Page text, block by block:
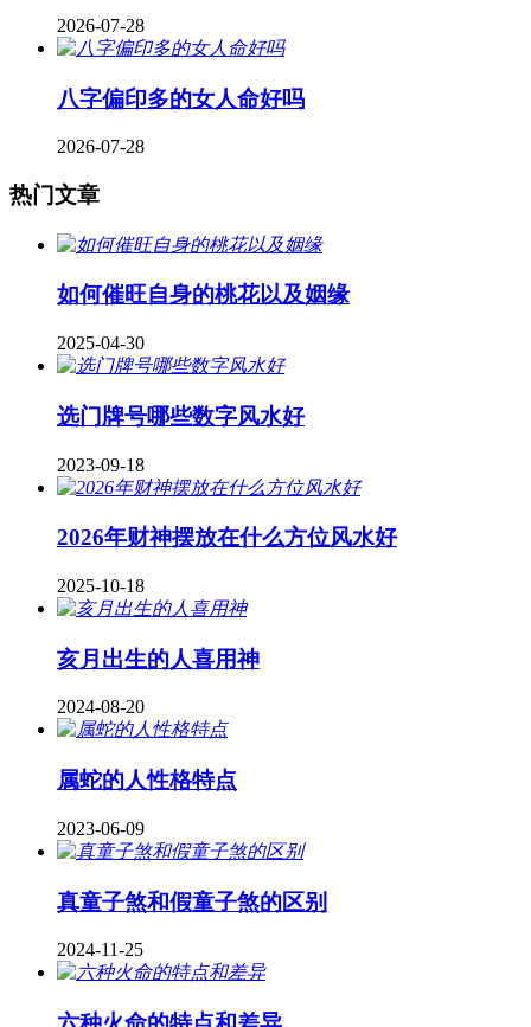
2026-07-28
八字偏印多的女人命好吗
2026-07-28
热门文章
如何催旺自身的桃花以及姻缘
2025-04-30
​选门牌号哪些数字风水好
2023-09-18
2026年财神摆放在什么方位风水好
2025-10-18
亥月出生的人喜用神
2024-08-20
属蛇的人性格特点
2023-06-09
真童子煞和假童子煞的区别
2024-11-25